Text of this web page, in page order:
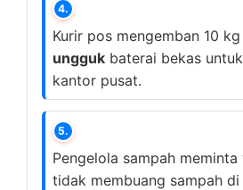
4.
Kurir pos mengemban 10
ungguk baterai bekas
kantor pusat.
5.
Pengelola sampah
tidak membuang sampah